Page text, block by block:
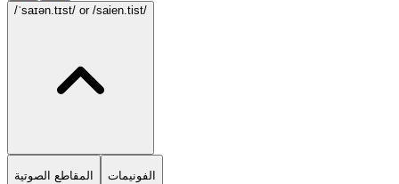
/ˈsaɪən.tɪst/ or /saien.tist/
المقاطع الصوتية الفونيمات